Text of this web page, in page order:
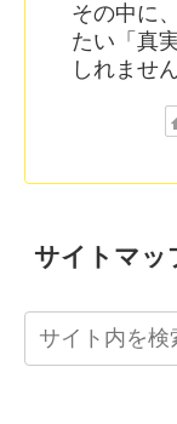
その中に
たい「真
しれません
サイトマッ